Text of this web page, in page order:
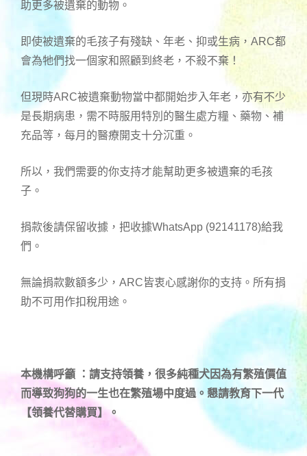
助更多被遺棄的動物。
即使被遺棄的毛孩子有殘缺、年老、抑或生病，ARC都
會為牠們找一個家和照顧到終老，不殺不棄！
但現時ARC被遺棄動物當中都開始步入年老，亦有不少
是長期病患，需不時服用特別的醫生處方糧、藥物、補
充品等，每月的醫療開支十分沉重。
所以，我們需要的你支持才能幫助更多被遺棄的毛孩
子。
捐款後請保留收據，把收據WhatsApp (92141178)給我
們。
無論捐款數額多少，ARC皆衷心感謝你的支持。所有捐
助不可用作扣稅用途。
本機構呼籲 ：請支持領養，很多純種犬因為有繁殖價值
而導致狗狗的一生也在繁殖場中度過。懇請教育下一代
【領養代替購買】。